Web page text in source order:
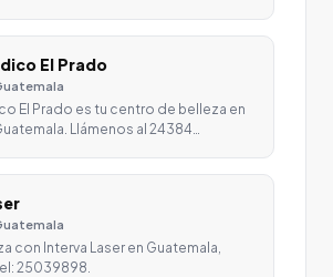
El Prado
El Prado es tu centro de belleza en
Llámenos al 24384…
con Interva Laser en Guatemala,
25039898.